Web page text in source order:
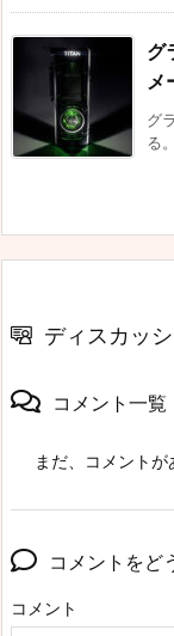
グ
メ
グ
る
ディスカッ
コメント一覧
まだ、コメントが
コメントをど
コメント